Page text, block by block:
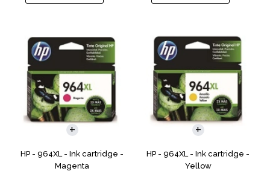
HP - 964XL - Ink cartridge -
Magenta
HP - 964XL - Ink cartridge -
Yellow